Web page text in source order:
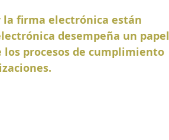
la firma electrónica están
desempeña un papel
procesos de cumplimiento